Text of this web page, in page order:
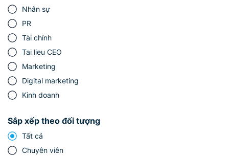
Nhân sự
PR
Tài chính
Tai lieu CEO
Marketing
Digital marketing
Kinh doanh
Sắp xếp theo đối tượng
Tất cả
Chuyên viên